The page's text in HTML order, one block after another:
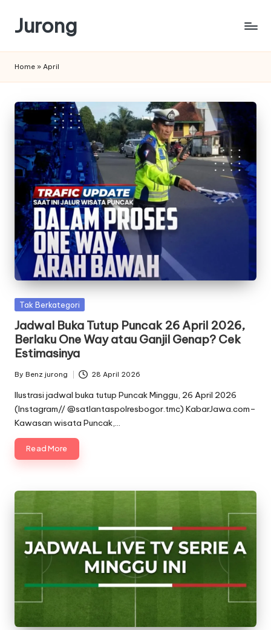
content
Jurong
Home » April
Posted
Tak Berkategori
Jadwal Buka Tutup Puncak 26 April 2026,
Berlaku One Way atau Ganjil Genap? Cek
Estimasinya
Posted
by
By Benz jurong 28 April 2026
Ilustrasi jadwal buka tutup Puncak Minggu, 26 April 2026
(Instagram// @satlantaspolresbogor.tmc) KabarJawa.com–
Kawasan wisata Puncak,…
Read More